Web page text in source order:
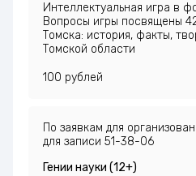
Интеллектуальная игра в
Вопросы игры посвящены
Томска: история, факты,
Томской области
100 рублей
По заявкам для
для записи 51-38-06
Гении науки (12+)